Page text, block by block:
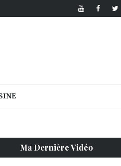
Ma Dernière Vidéo